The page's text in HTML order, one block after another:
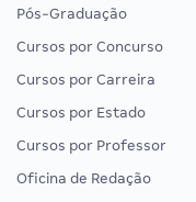
Pós-Graduação
Cursos por Concurso
Cursos por Carreira
Cursos por Estado
Cursos por Professor
Oficina de Redação